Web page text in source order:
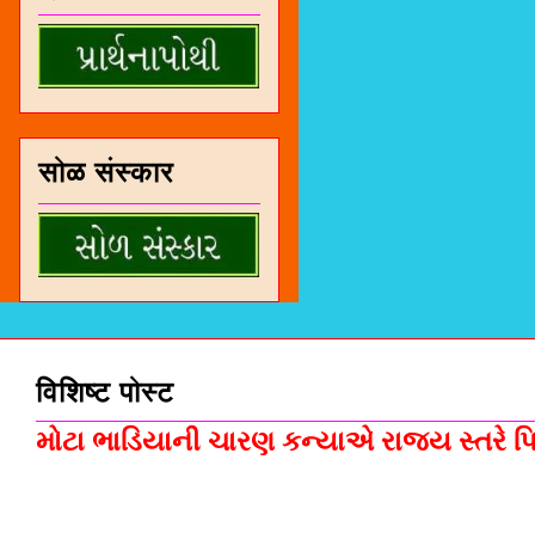
सोळ संस्कार
विशिष्ट पोस्ट
મોટા ભાડિયાની ચારણ કન્યાએ રાજ્ય સ્તરે